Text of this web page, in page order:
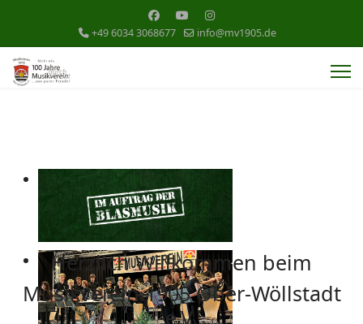
+49 6034 3068677 info@mv1905.de
Herzlich Willkommen beim
Musikverein 1905 Ober-Wöllstadt
e.V.